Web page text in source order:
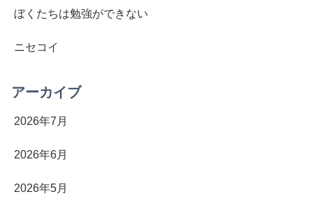
ぼくたちは勉強ができない
ニセコイ
アーカイブ
2026年7月
2026年6月
2026年5月